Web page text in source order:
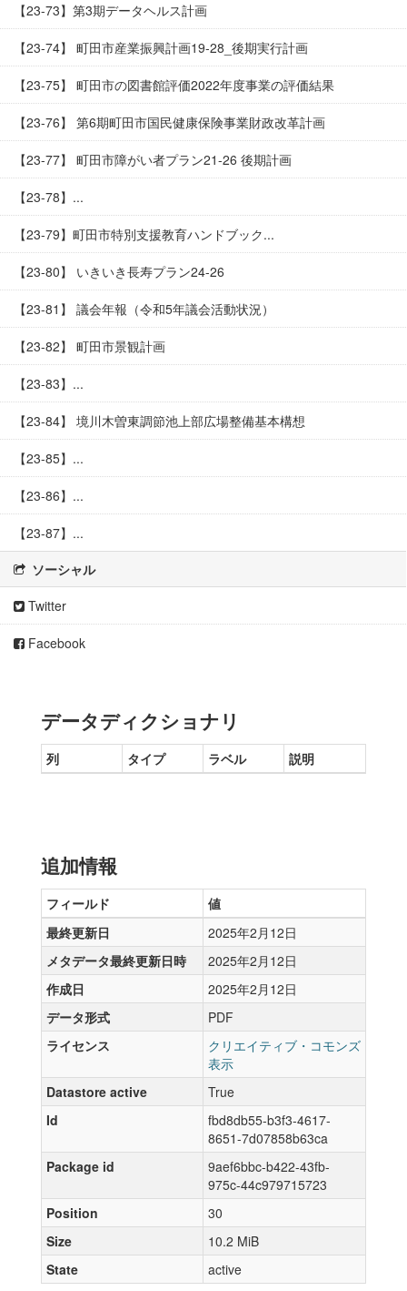
【23-73】第3期データヘルス計画
【23-74】 町田市産業振興計画19-28_後期実行計画
【23-75】 町田市の図書館評価2022年度事業の評価結果
【23-76】 第6期町田市国民健康保険事業財政改革計画
【23-77】 町田市障がい者プラン21-26 後期計画
【23-78】...
【23-79】町田市特別支援教育ハンドブック...
【23-80】 いきいき長寿プラン24-26
【23-81】 議会年報（令和5年議会活動状況）
【23-82】 町田市景観計画
【23-83】...
【23-84】 境川木曽東調節池上部広場整備基本構想
【23-85】...
【23-86】...
【23-87】...
ソーシャル
Twitter
Facebook
データディクショナリ
列 タイプ ラベル 説明
追加情報
フィールド
値
最終更新日
2025年2月12日
メタデータ最終更新日時
2025年2月12日
作成日
2025年2月12日
データ形式
PDF
ライセンス
クリエイティブ・コモンズ
表示
Datastore active
True
Id
fbd8db55-b3f3-4617-
8651-7d07858b63ca
Package id
9aef6bbc-b422-43fb-
975c-44c979715723
Position
30
Size
10.2 MiB
State
active